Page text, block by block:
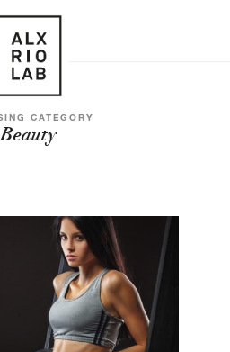
CATEGORY
Beauty